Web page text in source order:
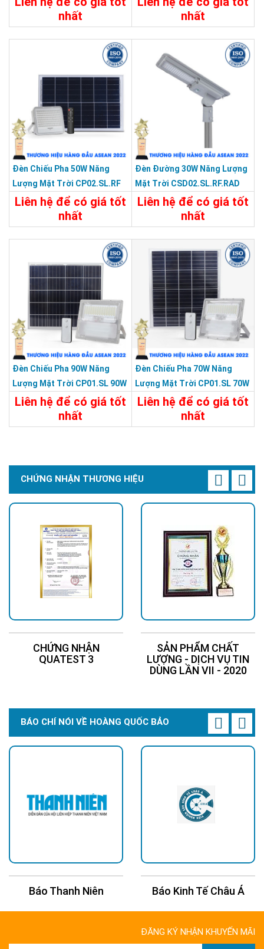
nhất
nhất
Đèn Chiếu Pha 50W Năng
Lượng Mặt Trời CP02.SL.RF
50W
Liên hệ để có giá tốt
nhất
Đèn Đường 30W Năng Lượng
Mặt Trời CSD02.SL.RF.RAD
30W
Liên hệ để có giá tốt
nhất
Đèn Chiếu Pha 90W Năng
Lượng Mặt Trời CP01.SL 90W
Liên hệ để có giá tốt
nhất
Đèn Chiếu Pha 70W Năng
Lượng Mặt Trời CP01.SL 70W
Liên hệ để có giá tốt
nhất
CHỨNG NHẬN THƯƠNG HIỆU
CHỨNG NHẬN
QUATEST 3
SẢN PHẨM CHẤT
LƯỢNG - DỊCH VỤ TIN
DÙNG LẦN VII - 2020
BÁO CHÍ NÓI VỀ HOÀNG QUỐC BẢO
Báo Thanh Niên Báo Kinh Tế Châu Á
ĐĂNG KÝ NHẬN KHUYẾN MÃI